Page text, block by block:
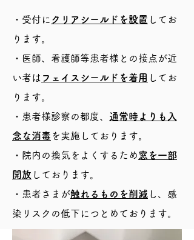
・受付に クリアシールドを設置 してお
ります。
・医師、看護師等患者様との接点が近
い者は フェイスシールドを着用 してお
ります。
・患者様診察の都度、 通常時よりも入
念な消毒 を実施しております。
​・院内の換気をよくするため窓を一部
開放 しております。
・患者さまが触れるものを削減 し、感
染リスクの低下につとめております。​